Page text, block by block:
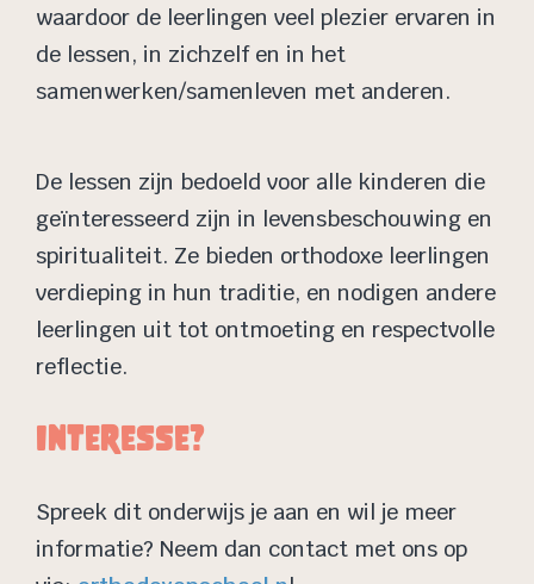
waardoor de leerlingen veel plezier ervaren in
de lessen, in zichzelf en in het
samenwerken/samenleven met anderen.
De lessen zijn bedoeld voor alle kinderen die
geïnteresseerd zijn in levensbeschouwing en
spiritualiteit. Ze bieden orthodoxe leerlingen
verdieping in hun traditie, en nodigen andere
leerlingen uit tot ontmoeting en respectvolle
reflectie.
Interesse?
Spreek dit onderwijs je aan en wil je meer
informatie? Neem dan contact met ons op